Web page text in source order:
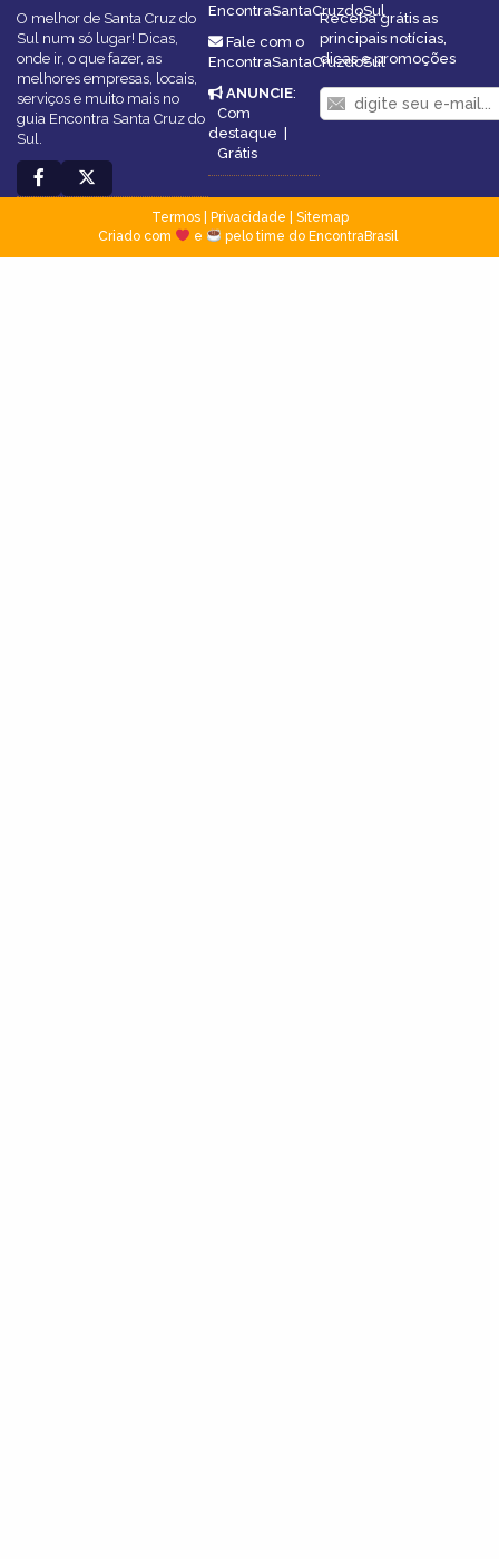
O melhor de Santa Cruz do
Sul num só lugar! Dicas,
onde ir, o que fazer, as
melhores empresas, locais,
serviços e muito mais no
guia Encontra Santa Cruz do
Sul.
EncontraSantaCruzdoSul
Fale com o
EncontraSantaCruzdoSul
ANUNCIE:
Com
destaque |
Grátis
Receba grátis as
principais notícias,
dicas e promoções
Termos| Privacidade
Sitemap
Criado com
e pelo time do EncontraBrasil